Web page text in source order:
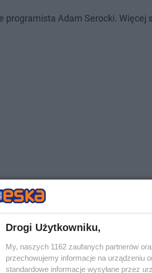
Adam Serocki. Więcej
Drogi Użytkowniku,
My, naszych 1162 zaufanych partnerów
przechowujemy informacje na urządzeniu
standardowe informacje wysyłane przez